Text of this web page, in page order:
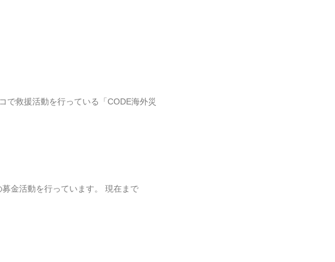
で救援活動を行っている「CODE海外災
金活動を行っています。 現在まで